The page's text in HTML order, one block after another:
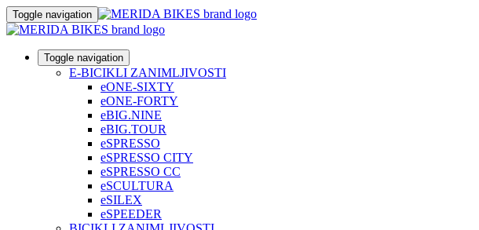
Toggle navigation
Toggle navigation
E-BICIKLI ZANIMLJIVOSTI
eONE-SIXTY
eONE-FORTY
eBIG.NINE
eBIG.TOUR
eSPRESSO
eSPRESSO CITY
eSPRESSO CC
eSCULTURA
eSILEX
eSPEEDER